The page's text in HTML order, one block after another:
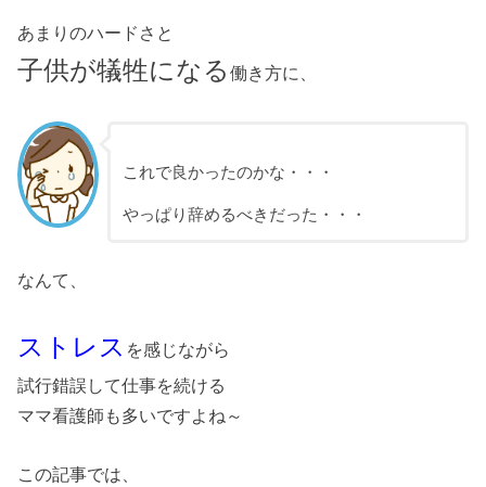
あまりのハードさと
子供が犠牲になる働き方に、
これで良かったのかな・・・
やっぱり辞めるべきだった・・・
なんて、
ストレス を感じながら
試行錯誤して仕事を続ける
ママ看護師も多いですよね～
この記事では、